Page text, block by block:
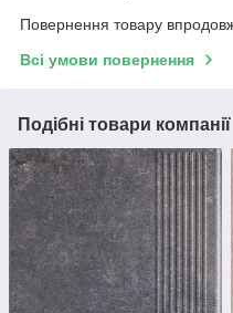
Повернення товару
Всі умови повернення
Подібні товари компанії